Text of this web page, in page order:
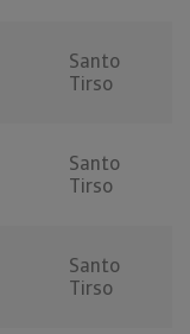
Santo
Tirso
Santo
Tirso
Santo
Tirso